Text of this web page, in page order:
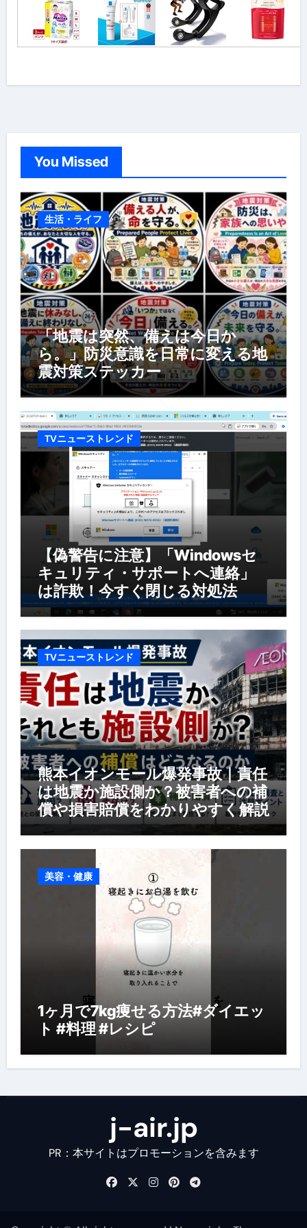
You Missed
生活・ライフ
「地震は突然、備えは今日か
ら。」防災意識を日常に変える地
震対策ステッカー
TVニューストレンド
【偽警告に注意】「Windowsセ
キュリティ・サポートへ連絡」
は詐欺！今すぐ閉じる対処法
TVニューストレンド
熊本イオンモール爆発事故｜責任
は地震か施設側か？被害者への補
償や損害賠償をわかりやすく解説
美容・健康
1ヶ月で7kg痩せる方法#ダイエッ
ト #料理 #レシピ
j-air.jp
PR：本サイトはプロモーションを含みます